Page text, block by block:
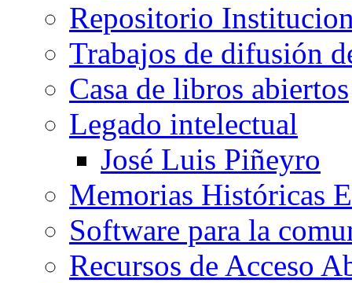
Repositorio
Trabajos de difusión
Casa de libros abiertos
Legado intelectual
José Luis Piñeyro
Memorias Históricas
Software para la
Recursos de Acceso